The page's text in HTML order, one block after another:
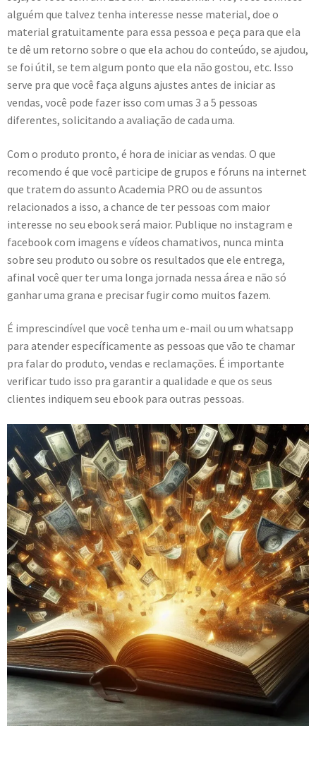
alguém que talvez tenha interesse nesse material, doe o
material gratuitamente para essa pessoa e peça para que ela
te dê um retorno sobre o que ela achou do conteúdo, se ajudou,
se foi útil, se tem algum ponto que ela não gostou, etc. Isso
serve pra que você faça alguns ajustes antes de iniciar as
vendas, você pode fazer isso com umas 3 a 5 pessoas
diferentes, solicitando a avaliação de cada uma.
Com o produto pronto, é hora de iniciar as vendas. O que
recomendo é que você participe de grupos e fóruns na internet
que tratem do assunto Academia PRO ou de assuntos
relacionados a isso, a chance de ter pessoas com maior
interesse no seu ebook será maior. Publique no instagram e
facebook com imagens e vídeos chamativos, nunca minta
sobre seu produto ou sobre os resultados que ele entrega,
afinal você quer ter uma longa jornada nessa área e não só
ganhar uma grana e precisar fugir como muitos fazem.
É imprescindível que você tenha um e-mail ou um whatsapp
para atender específicamente as pessoas que vão te chamar
pra falar do produto, vendas e reclamações. É importante
verificar tudo isso pra garantir a qualidade e que os seus
clientes indiquem seu ebook para outras pessoas.